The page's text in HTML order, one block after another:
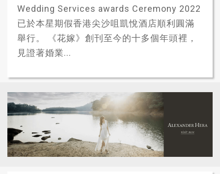
Wedding Services awards Ceremony 2022
已於本星期假香港尖沙咀凱悅酒店順利圓滿
舉行。 《花嫁》創刊至今的十多個年頭裡，
見證著婚業...